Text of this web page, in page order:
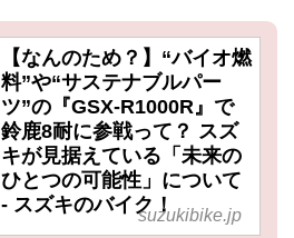
【なんのため？】“バイオ燃
料”や“サステナブルパー
ツ”の『GSX-R1000R』で
鈴鹿8耐に参戦って？ スズ
キが見据えている「未来の
ひとつの可能性」について
- スズキのバイク！suzukibike.jp